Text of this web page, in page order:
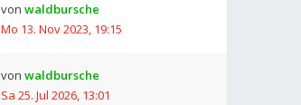
von waldbursche
Mo 13. Nov 2023, 19:15
von waldbursche
Sa 25. Jul 2026, 13:01